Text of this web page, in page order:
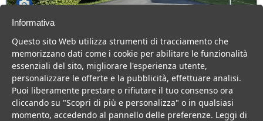
Veneto > Asiago
103 Camere
Hotel 4 stelle ad Asiago, con grande Centro Benessere, per una
vacanza confortevole e rilassante.
Informativa
Questo sito Web utilizza strumenti di tracciamento che
memorizzano dati come i cookie per abilitare le funzionalità
essenziali del sito, migliorare l'esperienza utente,
personalizzare le offerte e la pubblicità, effettuare analisi.
Puoi liberamente prestare o rifiutare il tuo consenso ora
cliccando su "Scopri di più e personalizza" o in qualsiasi
momento, accedendo al pannello delle preferenze. Leggi di